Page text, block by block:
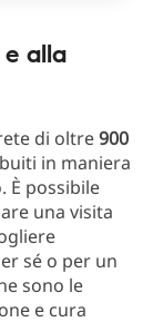
alla
di oltre900
in maniera
È possibile
una visita
sé o per un
sono le
e cura